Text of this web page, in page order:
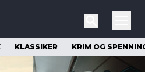
KLASSIKER KRIM OG